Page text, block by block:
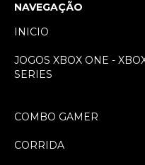
NAVEGAÇÃO
INICIO
JOGOS XBOX ONE -
SERIES
COMBO GAMER
CORRIDA